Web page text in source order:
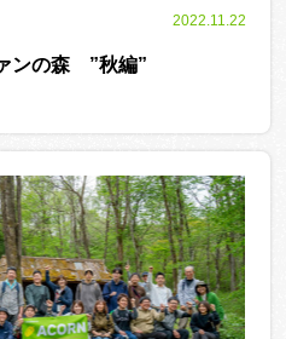
2022.11.22
ンの森 ”秋編”